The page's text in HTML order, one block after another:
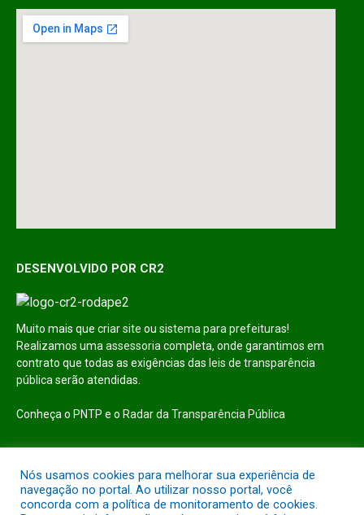
DESENVOLVIDO POR CR2
Muito mais que criar site ou sistema para prefeituras!
Realizamos uma assessoria completa, onde garantimos em
contrato que todas as exigências das leis de transparência
pública serão atendidas.
Conheça o PNTP e o Radar da Transparência Pública
Todos os direitos reservados a Prefeitura Municipal de Pedro
Laurentino
Nós usamos cookies para melhorar sua experiência de
navegação no portal. Ao utilizar nosso portal, você
concorda com a política de monitoramento de cookies.